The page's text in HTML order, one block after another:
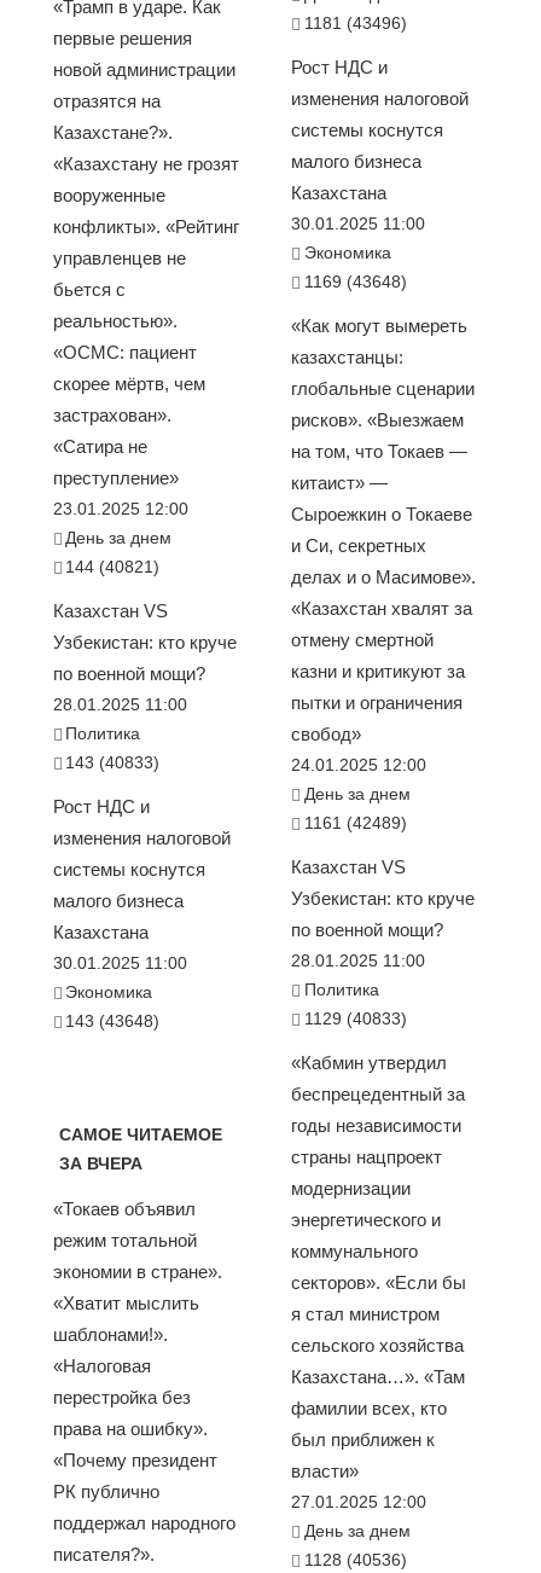
«Трамп в ударе. Как
первые решения
новой администрации
отразятся на
Казахстане?».
«Казахстану не грозят
вооруженные
конфликты». «Рейтинг
управленцев не
бьется с
реальностью».
«ОСМС: пациент
скорее мёртв, чем
застрахован».
«Сатира не
преступление»
23.01.2025 12:00
День за днем
144 (40821)
Казахстан VS
Узбекистан: кто круче
по военной мощи?
28.01.2025 11:00
Политика
143 (40833)
Рост НДС и
изменения налоговой
системы коснутся
малого бизнеса
Казахстана
30.01.2025 11:00
Экономика
143 (43648)
САМОЕ ЧИТАЕМОЕ
ЗА ВЧЕРА
«Токаев объявил
режим тотальной
экономии в стране».
«Хватит мыслить
шаблонами!».
«Налоговая
перестройка без
права на ошибку».
«Почему президент
РК публично
поддержал народного
писателя?».
1181 (43496)
Рост НДС и
изменения налоговой
системы коснутся
малого бизнеса
Казахстана
30.01.2025 11:00
Экономика
1169 (43648)
«Как могут вымереть
казахстанцы:
глобальные сценарии
рисков». «Выезжаем
на том, что Токаев —
китаист» —
Сыроежкин о Токаеве
и Си, секретных
делах и о Масимове».
«Казахстан хвалят за
отмену смертной
казни и критикуют за
пытки и ограничения
свобод»
24.01.2025 12:00
День за днем
1161 (42489)
Казахстан VS
Узбекистан: кто круче
по военной мощи?
28.01.2025 11:00
Политика
1129 (40833)
«Кабмин утвердил
беспрецедентный за
годы независимости
страны нацпроект
модернизации
энергетического и
коммунального
секторов». «Если бы
я стал министром
сельского хозяйства
Казахстана…». «Там
фамилии всех, кто
был приближен к
власти»
27.01.2025 12:00
День за днем
1128 (40536)